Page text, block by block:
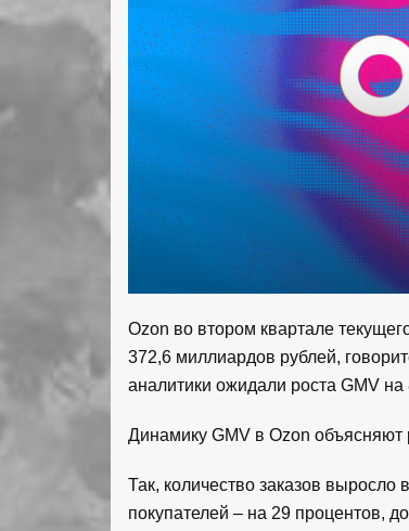
Ozon во втором квартале
372,6 миллиардов рублей,
аналитики ожидали роста GMV
Динамику GMV в Ozon объясняют
Так, количество заказов
покупателей – на 29 процентов,